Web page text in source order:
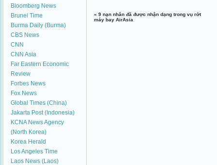
Bloomberg News
Brunei Time
Burma Daily (Burma)
CBS News
CNN
CNN Asia
Far Eastern Economic
Review
Forbes News
Fox News
Global Times (China)
Jakarta Post (Indonesia)
KCNA News Agency
(North Korea)
Korea Herald
Los Angeles Time
Laos News (Laos)
«9 nạn nhân đã được nhận dạng trong vụ rớt
máy bay AirAsia